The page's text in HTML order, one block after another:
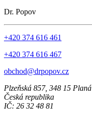
Dr. Popov
+420 374 616 461
+420 374 616 467
obchod@drpopov.cz
Plzeňská 857, 348 15 Planá
Česká republika
IČ: 26 32 48 81